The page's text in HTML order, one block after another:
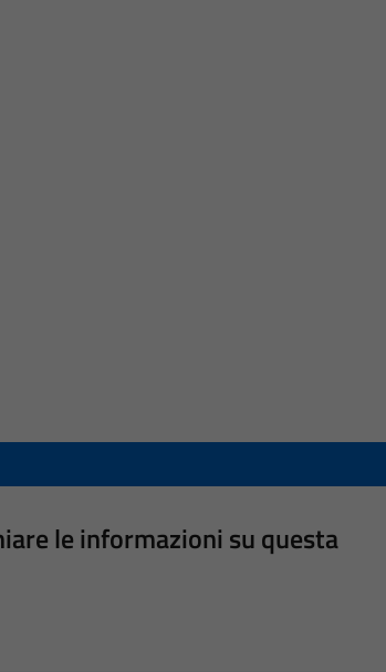
le informazioni su questa